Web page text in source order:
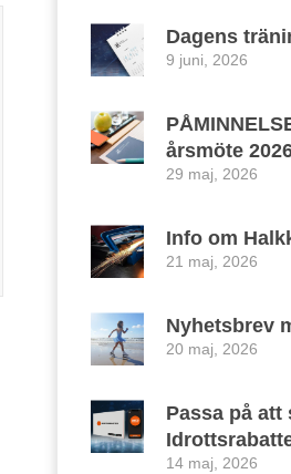
Dagens
9 juni, 2026
årsmöte
29 maj, 2026
Info om
21 maj, 2026
Nyhetsbrev
20 maj, 2026
Passa på att
14 maj, 2026